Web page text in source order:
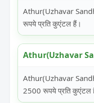
Athur(Uzhavar
रूपये प्रति कुएंटल हैं।
Athur(Uzhavar
Athur(Uzhavar
2500 रूपये प्रति कुएंटल